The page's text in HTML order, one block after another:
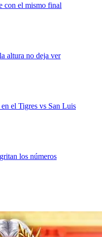
con el mismo final
altura no deja ver
el Tigres vs San Luis
los números